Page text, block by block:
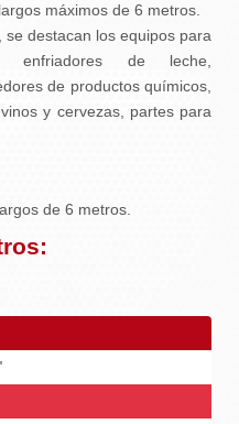
máximos de 6 metros.
destacan los equipos para
enfriadores de leche,
de productos químicos,
y cervezas, partes para
de 6 metros.